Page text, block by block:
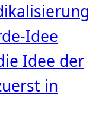
Idee der
in